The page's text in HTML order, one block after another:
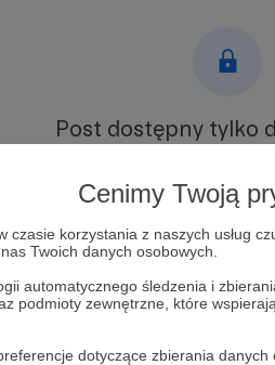
Cenimy Twoją
czasie korzystania z naszych usług
Twoich danych osobowych.
automatycznego śledzenia i
podmioty zewnętrzne, które
dotyczące zbierania danych
Post dostępny tylko
Zostań
Zaloguj
współpraca